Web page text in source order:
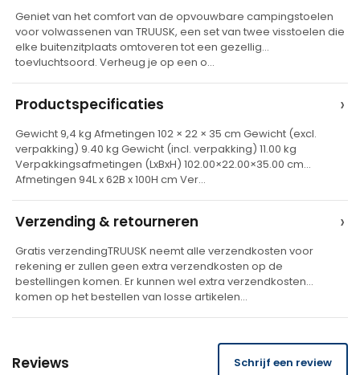
t
e
r
a
t
v
e
Geniet van het comfort van de opvouwbare campingstoelen
voor volwassenen van TRUUSK, een set van twee visstoelen die
elke buitenzitplaats omtoveren tot een gezellig
toevluchtsoord. Verheug je op een o…
Productspecificaties ›
Gewicht 9,4 kg Afmetingen 102 × 22 × 35 cm Gewicht (excl.
verpakking) 9.40 kg Gewicht (incl. verpakking) 11.00 kg
Verpakkingsafmetingen (LxBxH) 102.00×22.00×35.00 cm
Afmetingen 94L x 62B x 100H cm Ver…
Verzending & retourneren ›
Gratis verzendingTRUUSK neemt alle verzendkosten voor
rekening er zullen geen extra verzendkosten op de
bestellingen komen. Er kunnen wel extra verzendkosten
komen op het bestellen van losse artikelen…
Reviews Schrijf een review